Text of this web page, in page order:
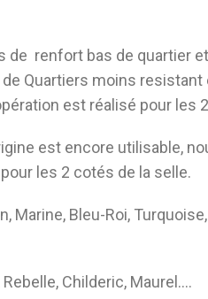
de renfort bas de quartier
Quartiers moins
est réalisé pour les
est encore utilisable,
les 2 cotés de la selle.
Marine, Bleu-Roi,
Childeric, Maurel….